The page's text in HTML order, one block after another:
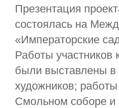
Презентация
состоялась на
«Императорские
Работы участников
были выставлены в
художников;
Смольном соборе и